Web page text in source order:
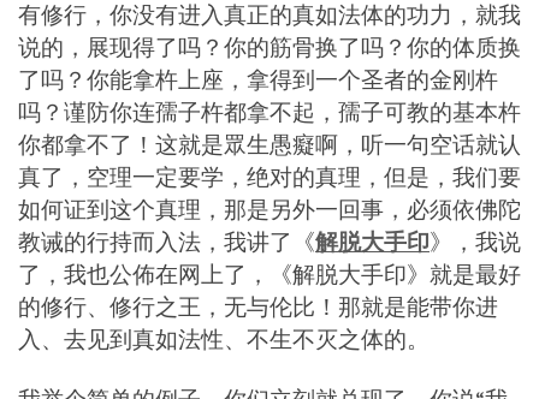
有修行，你没有进入真正的真如法体的功力，就我
说的，展现得了吗？你的筋骨换了吗？你的体质换
了吗？你能拿杵上座，拿得到一个圣者的金刚杵
吗？谨防你连孺子杵都拿不起，孺子可教的基本杵
你都拿不了！这就是眾生愚癡啊，听一句空话就认
真了，空理一定要学，绝对的真理，但是，我们要
如何证到这个真理，那是另外一回事，必须依佛陀
教诫的行持而入法，我讲了《解脱大手印》，我说
了，我也公佈在网上了，《解脱大手印》就是最好
的修行、修行之王，无与伦比！那就是能带你进
入、去见到真如法性、不生不灭之体的。